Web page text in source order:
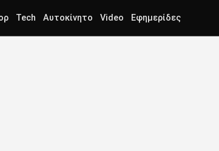
Tech Αυτοκίνητο Video Εφημερίδες